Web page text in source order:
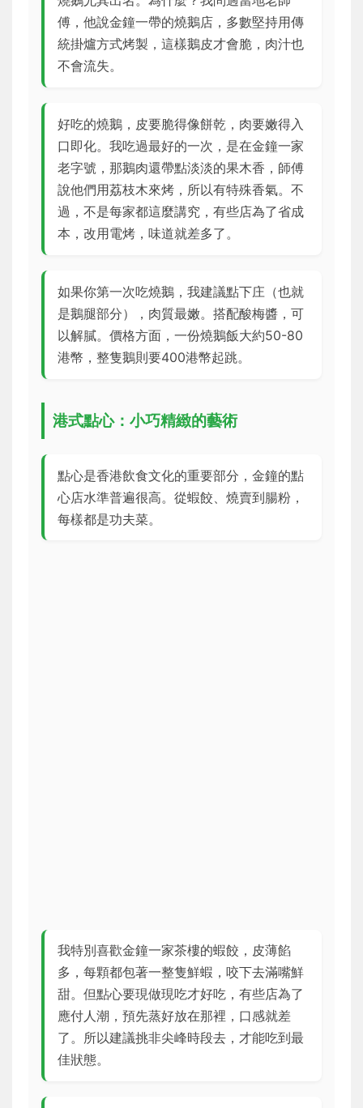
傅，他說金鐘一帶的燒鵝店，多數堅持用傳
統掛爐方式烤製，這樣鵝皮才會脆，肉汁也
不會流失。
好吃的燒鵝，皮要脆得像餅乾，肉要嫩得入
口即化。我吃過最好的一次，是在金鐘一家
老字號，那鵝肉還帶點淡淡的果木香，師傅
說他們用荔枝木來烤，所以有特殊香氣。不
過，不是每家都這麼講究，有些店為了省成
本，改用電烤，味道就差多了。
如果你第一次吃燒鵝，我建議點下庄（也就
是鵝腿部分），肉質最嫩。搭配酸梅醬，可
以解膩。價格方面，一份燒鵝飯大約50-80
港幣，整隻鵝則要400港幣起跳。
港式點心：小巧精緻的藝術
點心是香港飲食文化的重要部分，金鐘的點
心店水準普遍很高。從蝦餃、燒賣到腸粉，
每樣都是功夫菜。
我特別喜歡金鐘一家茶樓的蝦餃，皮薄餡
多，每顆都包著一整隻鮮蝦，咬下去滿嘴鮮
甜。但點心要現做現吃才好吃，有些店為了
應付人潮，預先蒸好放在那裡，口感就差
了。所以建議挑非尖峰時段去，才能吃到最
佳狀態。